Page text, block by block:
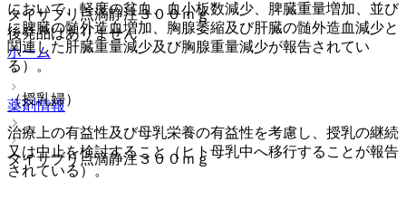
タイサブリ点滴静注３００ｍｇ
後発品はありません
ホーム
薬剤情報
タイサブリ点滴静注３００ｍｇ
において、軽度の貧血、血小板数減少、脾臓重量増加、並び
に脾臓の髄外造血増加、胸腺萎縮及び肝臓の髄外造血減少と
関連した肝臓重量減少及び胸腺重量減少が報告されてい
る）。
（授乳婦）
治療上の有益性及び母乳栄養の有益性を考慮し、授乳の継続
又は中止を検討すること（ヒト母乳中へ移行することが報告
されている）。